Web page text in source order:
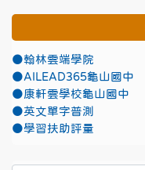
●翰林雲端學院
●AILEAD365龜山國中
●康軒雲學校龜山國中
●英文單字普測
●學習扶助評量